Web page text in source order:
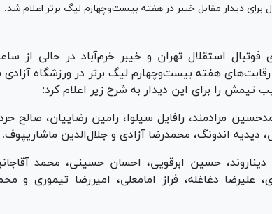
برای دیدار مقابل خیبر در هفته بیست‌وچهارم لیگ برتر اعلام شد.
رقابت‌های هفته بیست‌وچهارم لیگ برتر در ورزشگاه
تیمش را برای این دیدار به شرح زیر اعلام کرد:
مرادمند، رافایل سیلوا، رامین رضاییان، صالح
اندونگ، محمدرضا آزادی و جلال‌الدین ماشاریپوف.
حسین ابرقویی، احسان حسینی، محمد
علیرضا دغاغله، فراز امامعلی، امیررضا تیموری و